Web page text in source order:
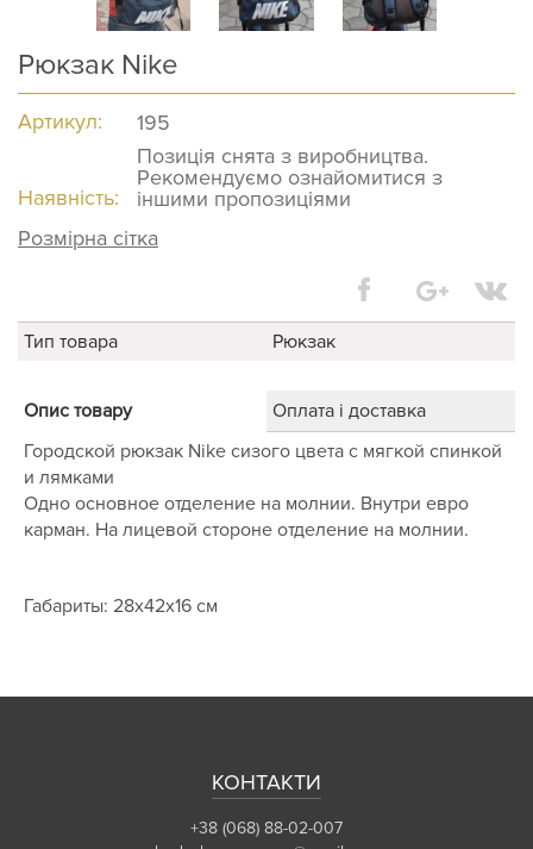
Рюкзак Nike
Артикул: 195
Наявність:
Позиція снята з виробництва.
Рекомендуємо ознайомитися з
іншими пропозиціями
Розмірна сітка
Тип товара Рюкзак
Опис товару
Оплата і доставка
Городской рюкзак Nike сизого цвета с мягкой спинкой
и лямками
Одно основное отделение на молнии. Внутри евро
карман. На лицевой стороне отделение на молнии.
Габариты: 28х42х16 см
КОНТАКТИ
+38 (068) 88-02-007